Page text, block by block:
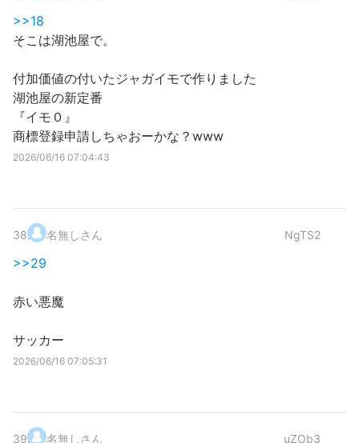
>>18
そこは湖池屋で。
付加価値の付いたジャガイモで作りました
湖池屋の新定番
『イモ０』
商標登録申請しちゃおーかな？www
2026/06/16 07:04:43
38. 名無しさん NgTS2
>>29
赤い悪魔
サッカー
2026/06/16 07:05:31
39. 名無しさん uZOb3